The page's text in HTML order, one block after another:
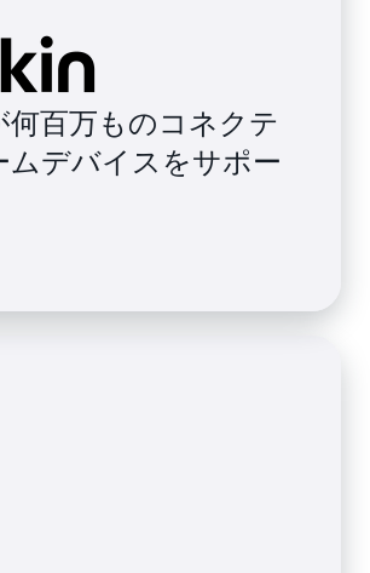
何百万ものコネクテ
ムデバイスをサポー